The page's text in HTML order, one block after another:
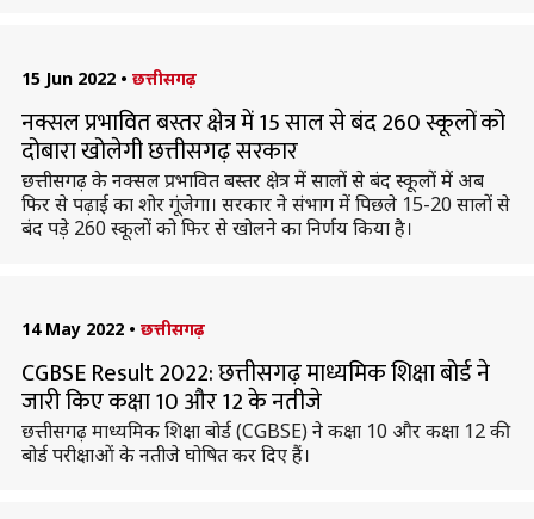
15 Jun 2022 • छत्तीसगढ़
नक्सल प्रभावित बस्तर क्षेत्र में 15 साल से बंद 260 स्कूलों को
दोबारा खोलेगी छत्तीसगढ़ सरकार
छत्तीसगढ़ के नक्सल प्रभावित बस्तर क्षेत्र में सालों से बंद स्कूलों में अब
फिर से पढ़ाई का शोर गूंजेगा। सरकार ने संभाग में पिछले 15-20 सालों से
बंद पड़े 260 स्कूलों को फिर से खोलने का निर्णय किया है।
14 May 2022 • छत्तीसगढ़
CGBSE Result 2022: छत्तीसगढ़ माध्यमिक शिक्षा बोर्ड ने
जारी किए कक्षा 10 और 12 के नतीजे
छत्तीसगढ़ माध्यमिक शिक्षा बोर्ड (CGBSE) ने कक्षा 10 और कक्षा 12 की
बोर्ड परीक्षाओं के नतीजे घोषित कर दिए हैं।